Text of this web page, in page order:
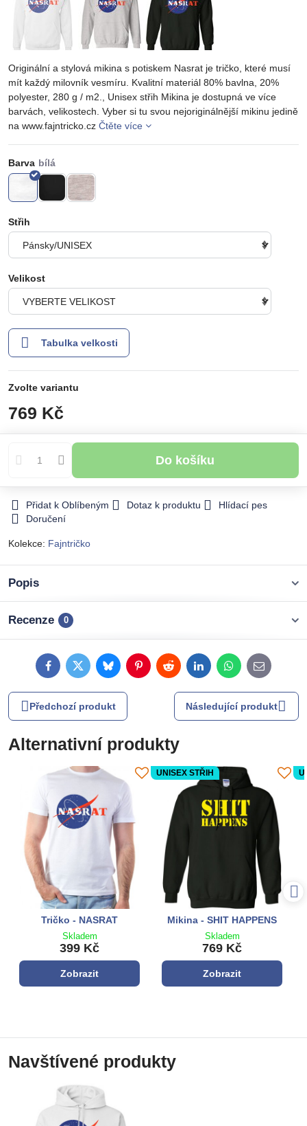
Originální a stylová mikina s potiskem Nasrat je tričko, které musí
mít každý milovník vesmíru. Kvalitní materiál 80% bavlna, 20%
polyester, 280 g / m2., Unisex střih Mikina je dostupná ve více
barvách, velikostech. Vyber si tu svou nejoriginálnější mikinu jedině
na www.fajntricko.cz Čtěte více
Barva
Střih
Velikost
Tabulka velkosti
Zvolte variantu
769 Kč
Do košíku
Přidat k Oblíbeným Dotaz k produktu
Hlídací pes
Doručení
Kolekce: Fajntričko
Popis
Recenze 0
FacebookTwitterBlueskyPinterestRedditLinkedInWhatsApp
E-
mail
Předchozí produkt Následující produkt
Alternativní produkty
Tričko - NASRAT
Skladem
399 Kč
Zobrazit
UNISEX STŘIH
Mikina - SHIT HAPPENS
Skladem
769 Kč
Zobrazit
Navštívené produkty